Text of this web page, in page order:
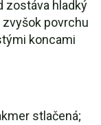
zostáva hladký
zvyšok povrchu
koncami
stlačená;